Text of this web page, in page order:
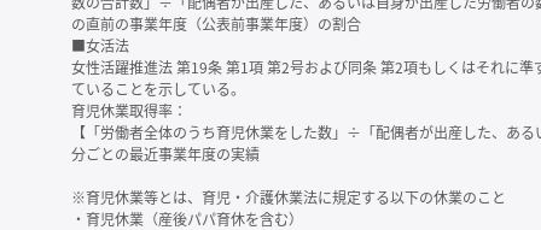
の直前の事業年度（公表前事業年度）の割合
■女活法
女性活躍推進法 第19条 第1項 第2号および同条 第2項もしくはそれに
ていることを示している。
育児休業取得率：
【「労働者全体のうち育児休業をした数」÷「配偶者が出産した、あ
分ごとの最近事業年度の実績
※育児休業等とは、育児・介護休業法に規定する以下の休業のこと
・育児休業（産後パパ育休を含む）